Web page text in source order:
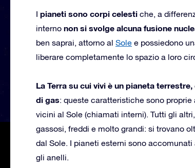
I pianeti sono corpi celesti che, a
interno non si svolge alcuna fusione
ben saprai, attorno al Sole e possiedono
liberare completamente lo spazio a loro
La Terra su cui vivi è un pianeta
di gas: queste caratteristiche sono proprie
vicini al Sole (chiamati interni). Tutti gli
gassosi, freddi e molto grandi: si trovano
dal Sole. I pianeti esterni sono
gli anelli.